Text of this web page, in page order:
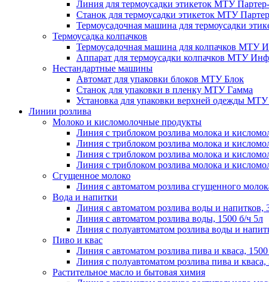
Линия для термоусадки этикеток МТУ
Станок для термоусадки этикеток МТУ
Термоусадочная машина для термоусадки
Термоусадка колпачков
Термоусадочная машина для колпачков МТУ
Аппарат для термоусадки колпачков МТУ
Нестандартные машины
Автомат для упаковки блоков МТУ Блок
Станок для упаковки в пленку МТУ Гамма
Установка для упаковки верхней одежды
Линии розлива
Молоко и кисломолочные продукты
Линия с триблоком розлива молока и
Линия с триблоком розлива молока и
Линия с триблоком розлива молока и
Линия с триблоком розлива молока и
Сгущенное молоко
Линия с автоматом розлива сгущенного
Вода и напитки
Линия с автоматом розлива воды и напитков,
Линия с автоматом розлива воды, 1500 б/ч 5л
Линия с полуавтоматом розлива воды и
Пиво и квас
Линия с автоматом розлива пива и кваса,
Линия с полуавтоматом розлива пива и кваса,
Растительное масло и бытовая химия